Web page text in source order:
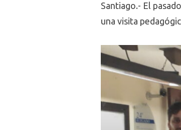
Santiago.- El
una visita